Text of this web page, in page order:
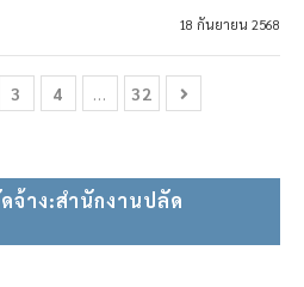
18 กันยายน 2568
3 4 … 32
จ้าง:สำนักงานปลัด